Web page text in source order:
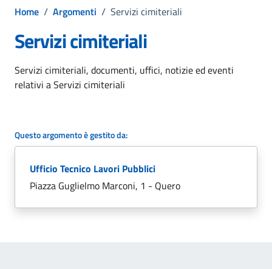
Home / Argomenti / Servizi cimiteriali
Servizi cimiteriali
Dettagli dell'argomento
Servizi cimiteriali, documenti, uffici, notizie ed eventi
relativi a Servizi cimiteriali
Questo argomento è gestito da:
Ufficio Tecnico Lavori Pubblici
Piazza Guglielmo Marconi, 1 - Quero